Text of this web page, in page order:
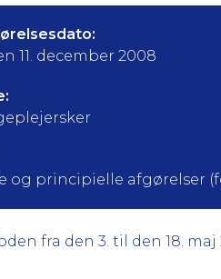
11. december 2008
og principielle afgørelser
fra den 3. til den 18. maj